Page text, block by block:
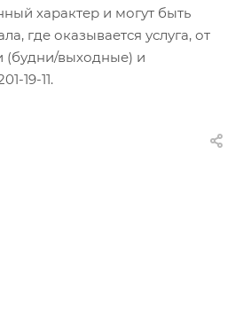
характер и могут быть
где оказывается услуга, от
(будни/выходные) и
19-11.